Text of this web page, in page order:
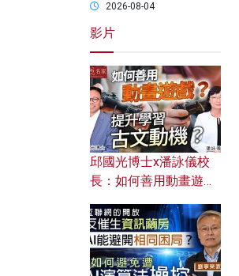
2026-08-04
影片
邱國光博士x潘詠儀校
長：如何善用動畫遊戲